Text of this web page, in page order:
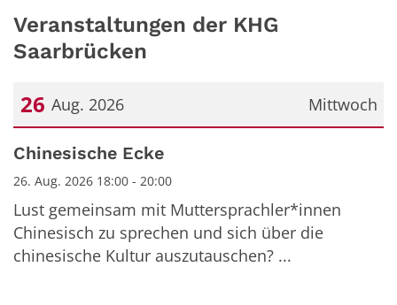
Veranstaltungen der KHG
Saarbrücken
Mittwoch
26 Aug. 2026
Datum: 26. August 2026
Chinesische Ecke
26. Aug. 2026 18:00 - 20:00
Lust gemeinsam mit Muttersprachler*innen
Chinesisch zu sprechen und sich über die
chinesische Kultur auszutauschen? ...